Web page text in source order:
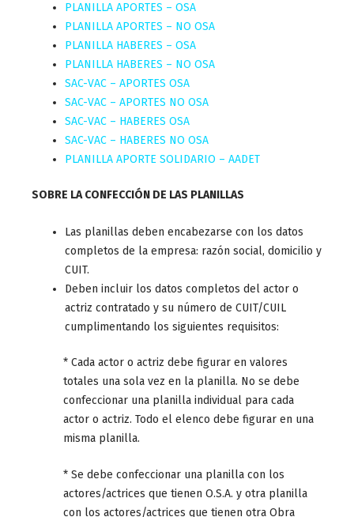
PLANILLA APORTES – OSA
PLANILLA APORTES – NO OSA
PLANILLA HABERES – OSA
PLANILLA HABERES – NO OSA
SAC-VAC – APORTES OSA
SAC-VAC – APORTES NO OSA
SAC-VAC – HABERES OSA
SAC-VAC – HABERES NO OSA
PLANILLA APORTE SOLIDARIO – AADET
SOBRE LA CONFECCIÓN DE LAS PLANILLAS
Las planillas deben encabezarse con los datos
completos de la empresa: razón social, domicilio y
CUIT.
Deben incluir los datos completos del actor o
actriz contratado y su número de CUIT/CUIL
cumplimentando los siguientes requisitos:
* Cada actor o actriz debe figurar en valores
totales una sola vez en la planilla. No se debe
confeccionar una planilla individual para cada
actor o actriz. Todo el elenco debe figurar en una
misma planilla.
* Se debe confeccionar una planilla con los
actores/actrices que tienen O.S.A. y otra planilla
con los actores/actrices que tienen otra Obra